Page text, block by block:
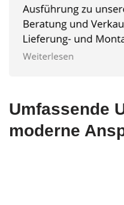
Umfassende
moderne